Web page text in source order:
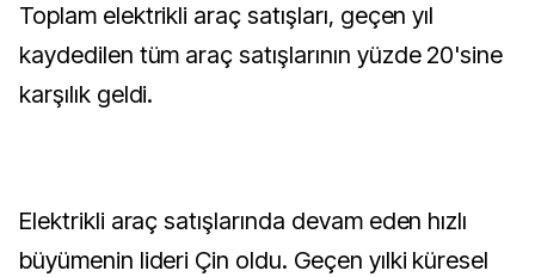
Toplam elektrikli araç satışları, geçen yıl
kaydedilen tüm araç satışlarının yüzde 20'sine
karşılık geldi.
Elektrikli araç satışlarında devam eden hızlı
büyümenin lideri Çin oldu. Geçen yılki küresel